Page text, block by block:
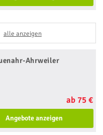
alle anzeigen
Ahrweiler
ab 75 €
Angebote anzeigen